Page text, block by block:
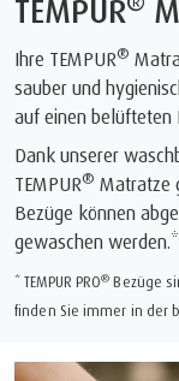
TEMPUR
Ihre TEMPUR®
sauber und
auf einen belüfteten
Dank unserer
TEMPUR® Matratze
Bezüge können
gewaschen werden.*
* TEMPUR PRO® Bezüge
finden Sie immer in der